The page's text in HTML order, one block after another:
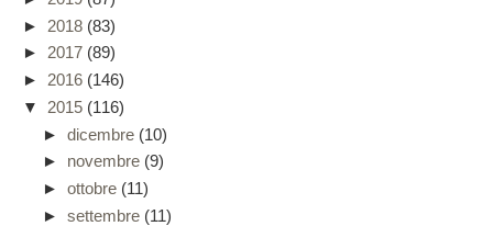
► 2018 (83)
► 2017 (89)
► 2016 (146)
▼ 2015 (116)
► dicembre (10)
► novembre (9)
► ottobre (11)
► settembre (11)